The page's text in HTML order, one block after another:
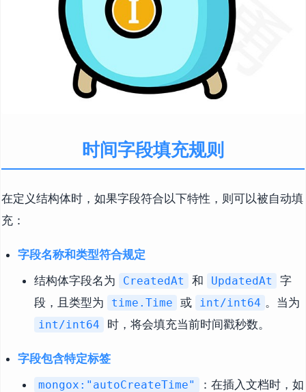
时间字段填充规则
在定义结构体时，如果字段符合以下特性，则可以被自动填
充：
字段名称和类型符合规定
结构体字段名为
CreatedAt 和 UpdatedAt
字
段，且类型为
time.Time 或 int/int64 。当为
int/int64 时，将会填充当前时间戳秒数。
字段包含特定标签
mongox:"autoCreateTime"
：在插入文档时，如